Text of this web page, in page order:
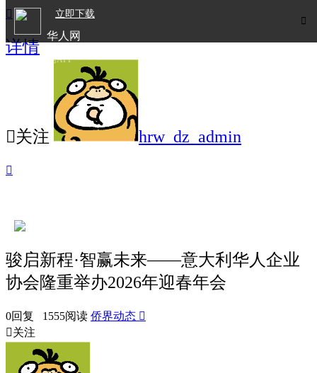

立即下载
华人网
欧洲华人生活APP

详情
关注 hrw_dz_admin

骏启新程·智赢未来——意大利华人企业
协会隆重举办2026年迎春年会
0回复 1555阅读 侨界动态 
关注